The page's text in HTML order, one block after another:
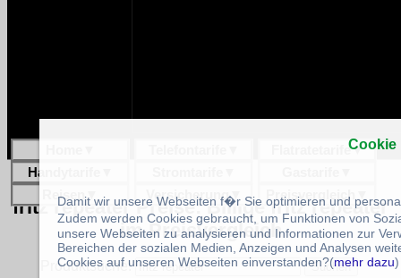
Flatratetarife▼
Handytarife
Reisen ▼ Versicherung▼ Preisvergleich
fritz repeater Preise: Billige fritz repeater
im Preisvergleich
Produktsuche:
Cookie
Damit wir unsere Webseiten f�r Sie optimieren und
Zudem werden Cookies gebraucht, um Funktionen von
unsere Webseiten zu analysieren und Informationen zur
Bereichen der sozialen Medien, Anzeigen und Analysen
Cookies auf unseren Webseiten einverstanden?(mehr dazu)